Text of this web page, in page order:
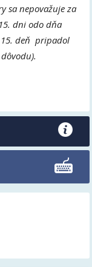
sa nepovažuje za
dni odo dňa
deň pripadol